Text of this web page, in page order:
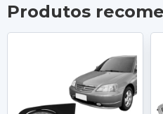
Produtos